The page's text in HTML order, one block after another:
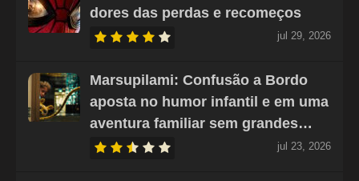
dores das perdas e recomeços
jul 29, 2026
Marsupilami: Confusão a Bordo
aposta no humor infantil e em uma
aventura familiar sem grandes…
jul 23, 2026